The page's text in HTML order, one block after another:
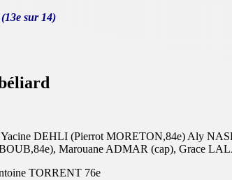
sur 14)
DEHLI (Pierrot MORETON,84e) Aly
Marouane ADMAR (cap), Grace
TORRENT 76e